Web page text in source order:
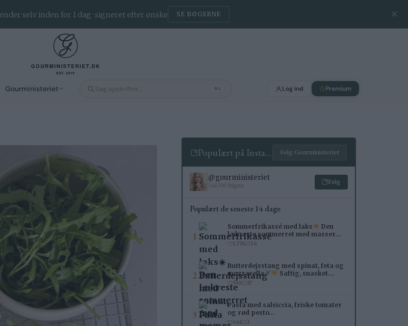
Gourministeriet ⌘K Log ind Premium
selv inden for 1 dag · signeret efter ønske SE BØGERNE ✕
Populært på Instagram Følg Gourministeriet
@gourministeriet
346.700 følgere
Følg
Populært de seneste 14 dage
1
Sommerfrikassé med laks
Den
lækreste sommerret med masser…
1.776 36
2
Butterdejsstang med spinat, feta og
mozzarella
Saftig, snasket…
545 17
3
Pasta med salsiccia, friske tomater
og rød pesto…
441 3